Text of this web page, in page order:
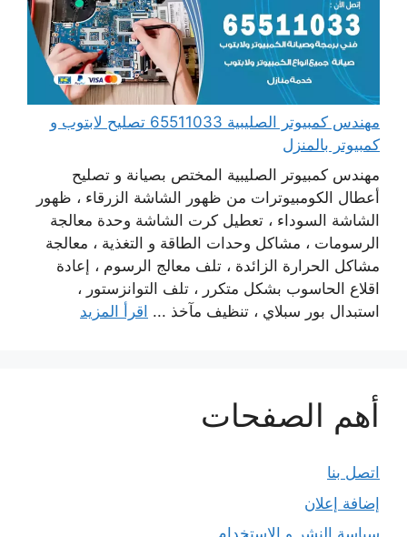
مهندس كمبيوتر الصليبية 65511033 تصليح لابتوب و
كمبيوتر بالمنزل
مهندس كمبيوتر الصليبية المختص بصيانة و تصليح
أعطال الكومبيوترات من ظهور الشاشة الزرقاء ، ظهور
الشاشة السوداء ، تعطيل كرت الشاشة وحدة معالجة
الرسومات ، مشاكل وحدات الطاقة و التغذية ، معالجة
مشاكل الحرارة الزائدة ، تلف معالج الرسوم ، إعادة
اقلاع الحاسوب بشكل متكرر ، تلف التوانزستور ،
استبدال بور سبلاي ، تنظيف مآخذ ... اقرأ المزيد
أهم الصفحات
اتصل بنا
إضافة إعلان